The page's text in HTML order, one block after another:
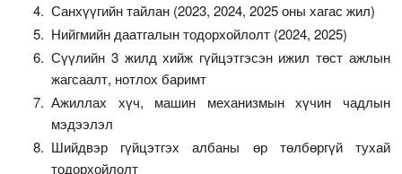
Санхүүгийн тайлан (2023, 2024, 2025 оны хагас жил)
Нийгмийн даатгалын тодорхойлолт (2024, 2025)
Сүүлийн 3 жилд хийж гүйцэтгэсэн ижил төст ажлын
жагсаалт, нотлох баримт
Ажиллах хүч, машин механизмын хүчин чадлын
мэдээлэл
Шийдвэр гүйцэтгэх албаны өр төлбөргүй тухай
тодорхойлолт